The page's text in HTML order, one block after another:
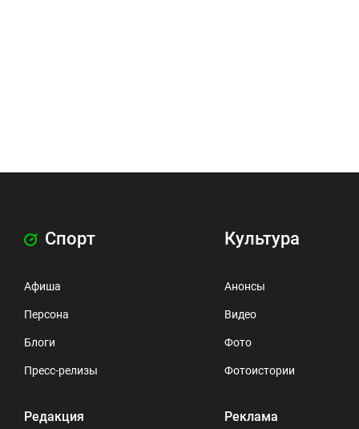
Спорт
Афиша
Персона
Блоги
Пресс-релизы
Редакция
Культура
Анонсы
Видео
Фото
Фотоистории
Реклама